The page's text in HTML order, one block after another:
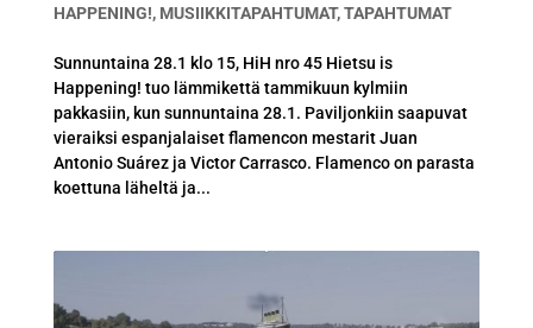
HAPPENING!, MUSIIKKITAPAHTUMAT,TAPAHTUMAT
Sunnuntaina 28.1 klo 15, HiH nro 45 Hietsu is
Happening! tuo lämmikettä tammikuun kylmiin
pakkasiin, kun sunnuntaina 28.1. Paviljonkiin saapuvat
vieraiksi espanjalaiset flamencon mestarit Juan
Antonio Suárez ja Victor Carrasco. Flamenco on parasta
koettuna läheltä ja...